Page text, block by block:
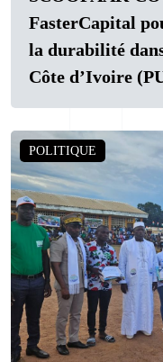
FasterCapital
la durabilité
Côte d’Ivoire
POLITIQUE